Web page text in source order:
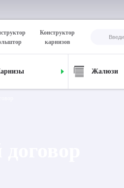
Конструктор
карнизов
Жалюзи